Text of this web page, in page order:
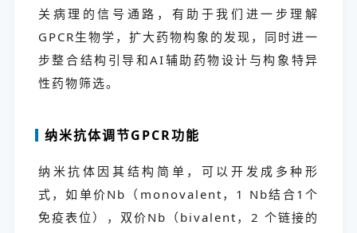
关病理的信号通路，有助于我们进一步理解
GPCR生物学，扩大药物构象的发现，同时进一
步整合结构引导和AI辅助药物设计与构象特异
性药物筛选。
纳米抗体调节GPCR功能
纳米抗体因其结构简单，可以开发成多种形
式，如单价Nb（monovalent，1 Nb结合1个
免疫表位），双价Nb（bivalent，2 个链接的